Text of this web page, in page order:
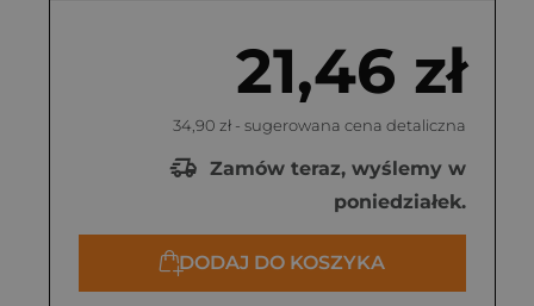
21,46 zł
34,90 zł - sugerowana cena detaliczna
Zamów teraz, wyślemy w
poniedziałek.
DODAJ DO KOSZYKA